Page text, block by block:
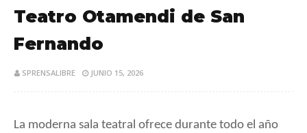
Teatro Otamendi de San
Fernando
SPRENSALIBRE JUNIO 15, 2026
La moderna sala teatral ofrece durante todo el año